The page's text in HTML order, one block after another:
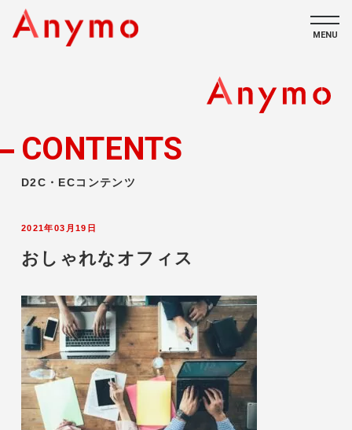
私たちについて
MENU
CONTENTS
D2C・ECコンテンツ
2021年03月19日
おしゃれなオフィス